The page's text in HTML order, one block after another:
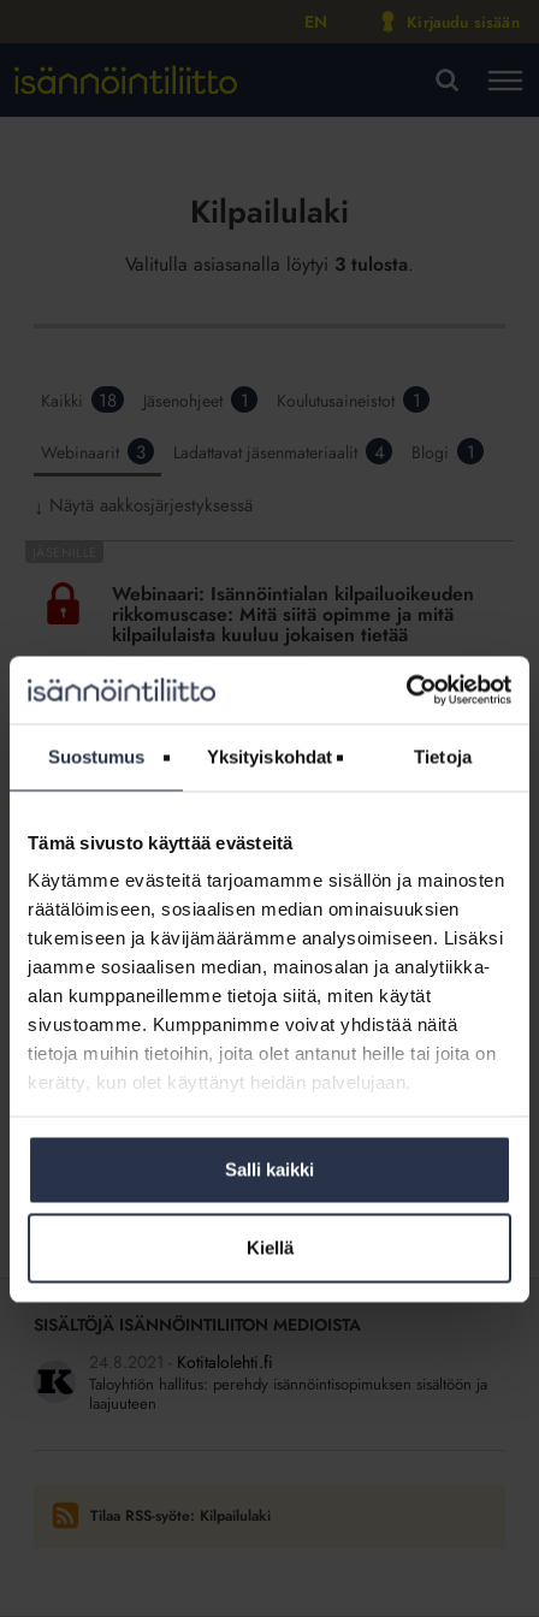
Suostumus Yksityiskohdat Tietoja
Tämä sivusto käyttää evästeitä
Käytämme evästeitä tarjoamamme sisällön ja mainosten
räätälöimiseen, sosiaalisen median ominaisuuksien
tukemiseen ja kävijämäärämme analysoimiseen. Lisäksi
jaamme sosiaalisen median, mainosalan ja analytiikka-
alan kumppaneillemme tietoja siitä, miten käytät
sivustoamme. Kumppanimme voivat yhdistää näitä
tietoja muihin tietoihin, joita olet antanut heille tai joita on
kerätty, kun olet käyttänyt heidän palvelujaan.
Salli kaikki
Kiellä
EN Kirjaudu sisään
Kilpailulaki
Valitulla asiasanalla löytyi 3 tulosta.
Kaikki 18 Jäsenohjeet 1 Koulutusaineistot 1
Webinaarit 3 Ladattavat jäsenmateriaalit 4 Blogi 1
↓ Näytä aakkosjärjestyksessä
Isännöintialan
kilpailuoikeuden
rikkomuscase:
Mitä
siitä
mitä
kilpailulaista
jokaisen
tietää
Webinaari: Isännöintialan kilpailuoikeuden
rikkomuscase: Mitä siitä opimme ja mitä
kilpailulaista kuuluu jokaisen tietää
WEBINAARIT JA VIDEOT 29.8.2025
Tämä osio on rajattu Isännöintiliiton jäsenyritysten
Webinaari:
valvontajärjestelmävalvontajärjestelmä uudistuu
WEBINAARIT JA VIDEOT
Keskuskauppakamarin alaisuuteen perustetaan vuoden
2024 alussa riippumaton toimielin, Isännöinnin eettinen
neuvosto. Mitä uudistus tarkoittaa isännöintiyritysten ja
alan ammattilaisten kannalta? 30.11.2023 järjestetyssä
webinaarissa tästä kertoivat Isännöintiliiton...
Webinaari:
Kilpailukieltosopimukset
Tämä osio on rajattu Isännöintiliiton jäsenyritysten
SISÄLTÖJÄ ISÄNNÖINTILIITON MEDIOISTA
24.8.2021
Kotitalolehti.fi
Taloyhtiön hallitus: perehdy isännöintisopimuksen sisältöön ja
laajuuteen
Tilaa RSS-syöte: Kilpailulaki